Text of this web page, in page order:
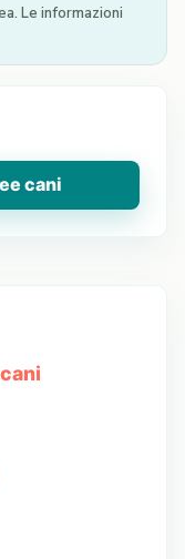
Le informazioni
cani